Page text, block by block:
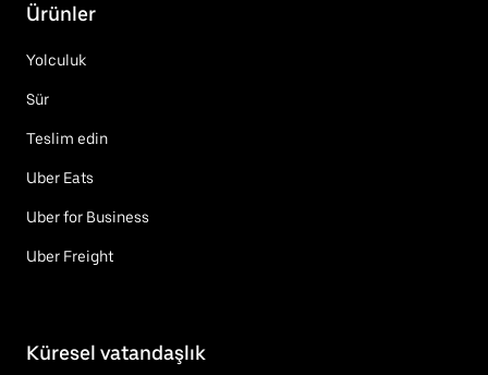
Ürünler
Yolculuk
Sür
Teslim edin
Uber Eats
Uber for Business
Uber Freight
Küresel vatandaşlık